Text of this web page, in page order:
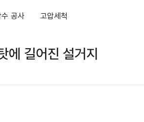
수 공사 고압세척
에 길어진 설거지